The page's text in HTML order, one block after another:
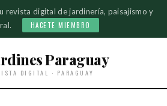
revista digital de jardinería, paisajismo y
HACETE MIEMBRO
Paraguay
DIGITAL · PARAGUAY